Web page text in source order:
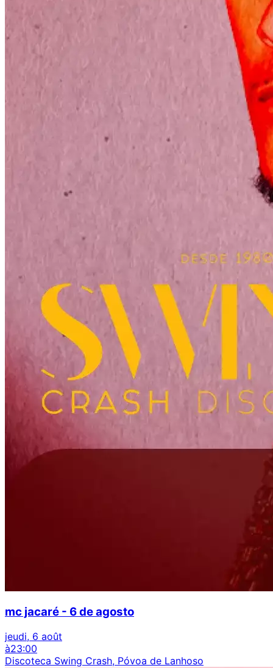
mc jacaré - 6 de agosto
jeudi, 6 août
à23:00
Discoteca Swing Crash, Póvoa de Lanhoso